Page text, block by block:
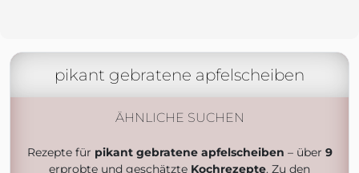
pikant gebratene apfelscheiben
ÄHNLICHE SUCHEN
Rezepte für pikant gebratene apfelscheiben – über 9
erprobte und geschätzte Kochrezepte. Zu den